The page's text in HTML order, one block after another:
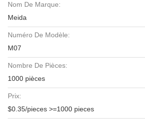
Nom De Marque:
Meida
Numéro De Modèle:
M07
Nombre De Pièces:
1000 pièces
Prix:
$0.35/pieces >=1000 pieces